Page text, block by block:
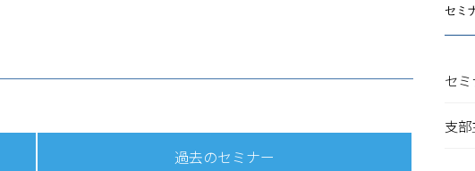
過去のセミナー
セミ
セ
支